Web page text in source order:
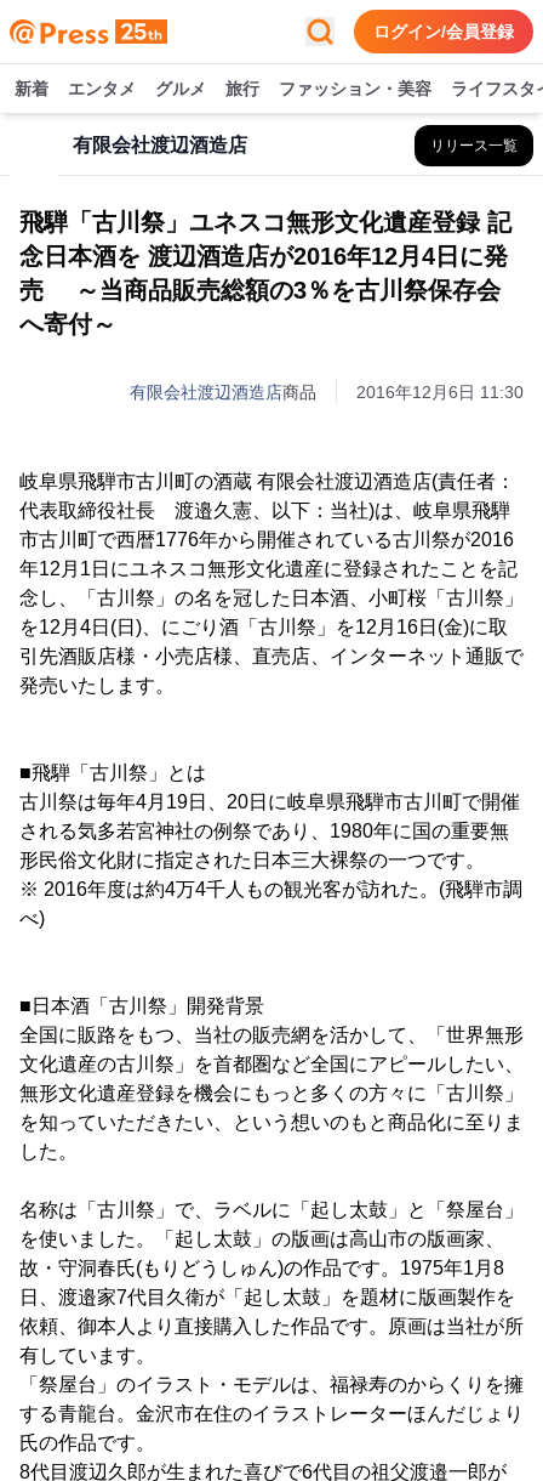
ログイン/会員登録
新着 エンタメ グルメ 旅行 ファッション・美容 ライフスタ
有限会社渡辺酒造店 リリース一覧
飛騨「古川祭」ユネスコ無形文化遺産登録 記
念日本酒を 渡辺酒造店が2016年12月4日に発
売 ～当商品販売総額の3％を古川祭保存会
へ寄付～
有限会社渡辺酒造店商品 2016年12月6日 11:30
岐阜県飛騨市古川町の酒蔵 有限会社渡辺酒造店(責任者：
代表取締役社長 渡邉久憲、以下：当社)は、岐阜県飛騨
市古川町で西暦1776年から開催されている古川祭が2016
年12月1日にユネスコ無形文化遺産に登録されたことを記
念し、「古川祭」の名を冠した日本酒、小町桜「古川祭」
を12月4日(日)、にごり酒「古川祭」を12月16日(金)に取
引先酒販店様・小売店様、直売店、インターネット通販で
発売いたします。
■飛騨「古川祭」とは
古川祭は毎年4月19日、20日に岐阜県飛騨市古川町で開催
される気多若宮神社の例祭であり、1980年に国の重要無
形民俗文化財に指定された日本三大裸祭の一つです。
※ 2016年度は約4万4千人もの観光客が訪れた。(飛騨市調
べ)
■日本酒「古川祭」開発背景
全国に販路をもつ、当社の販売網を活かして、「世界無形
文化遺産の古川祭」を首都圏など全国にアピールしたい、
無形文化遺産登録を機会にもっと多くの方々に「古川祭」
を知っていただきたい、という想いのもと商品化に至りま
した。
名称は「古川祭」で、ラベルに「起し太鼓」と「祭屋台」
を使いました。「起し太鼓」の版画は高山市の版画家、
故・守洞春氏(もりどうしゅん)の作品です。1975年1月8
日、渡邉家7代目久衛が「起し太鼓」を題材に版画製作を
依頼、御本人より直接購入した作品です。原画は当社が所
有しています。
「祭屋台」のイラスト・モデルは、福禄寿のからくりを擁
する青龍台。金沢市在住のイラストレーターほんだじょり
氏の作品です。
8代目渡辺久郎が生まれた喜びで6代目の祖父渡邉一郎が